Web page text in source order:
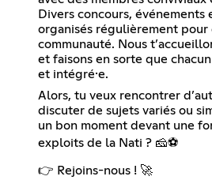
Divers concours, événements
organisés régulièrement pour
communauté. Nous
et faisons en sorte que
et intégré·e.
Alors, tu veux rencontrer
discuter de sujets variés ou
un bon moment devant une
exploits de la Nati ? 🧀⚽
👉 Rejoins-nous ! 🚀